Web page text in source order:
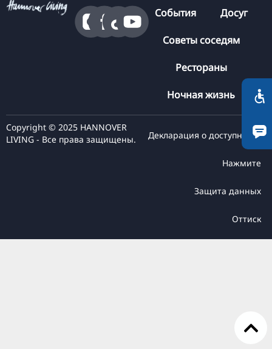
DA
PT
TR
FI
ZH
UK
BG
События Досуг
Советы соседям
Рестораны
Ночная жизнь
Copyright © 2025 HANNOVER
LIVING - Все права защищены.
Декларация о доступности
Нажмите
Защита данных
Оттиск